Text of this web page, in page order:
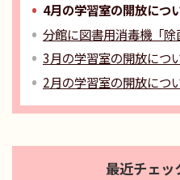
4月の学習室の開放につ
分館に図書用消毒機「
3月の学習室の開放につ
2月の学習室の開放につ
最近チェッ